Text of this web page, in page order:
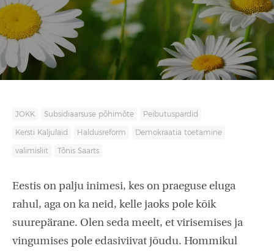
JOKK Subsidiaarsuse põhimõte Peibutuspardid
Kersti Kaljulaid Haldusreform Demokraatia toetamine
valimisliit Tõnis Saarts
Eestis on palju inimesi, kes on praeguse eluga
rahul, aga on ka neid, kelle jaoks pole kõik
suurepärane. Olen seda meelt, et virisemises ja
vingumises pole edasiviivat jõudu. Hommikul